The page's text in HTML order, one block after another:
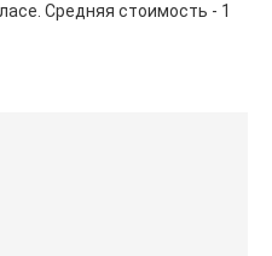
Средняя стоимость - 1